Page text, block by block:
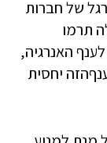
של חברות
תרמו
האנרגיה,
יחסית